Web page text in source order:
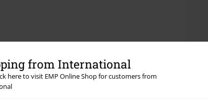
from International
here to visit EMP Online Shop for customers from